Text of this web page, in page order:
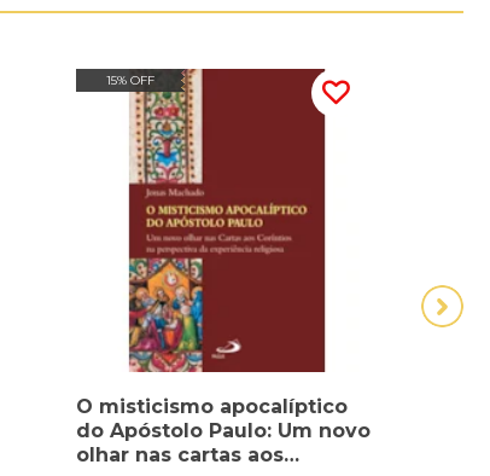
15% OFF
O misticismo apocalíptico
do Apóstolo Paulo: Um novo
olhar nas cartas aos